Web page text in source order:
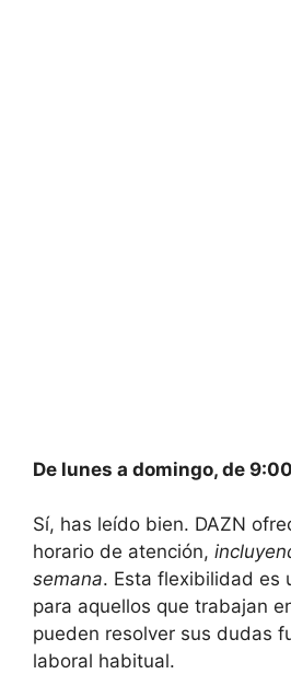
De lunes a domingo, de
Sí, has leído bien. DAZN
horario de atención,
semana. Esta flexibilidad es
para aquellos que trabajan
pueden resolver sus dudas
laboral habitual.